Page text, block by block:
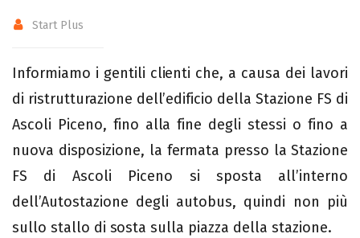
Start Plus
Informiamo i gentili clienti che, a causa dei lavori
di ristrutturazione dell’edificio della Stazione FS di
Ascoli Piceno, fino alla fine degli stessi o fino a
nuova disposizione, la fermata presso la Stazione
FS di Ascoli Piceno si sposta all’interno
dell’Autostazione degli autobus, quindi non più
sullo stallo di sosta sulla piazza della stazione.